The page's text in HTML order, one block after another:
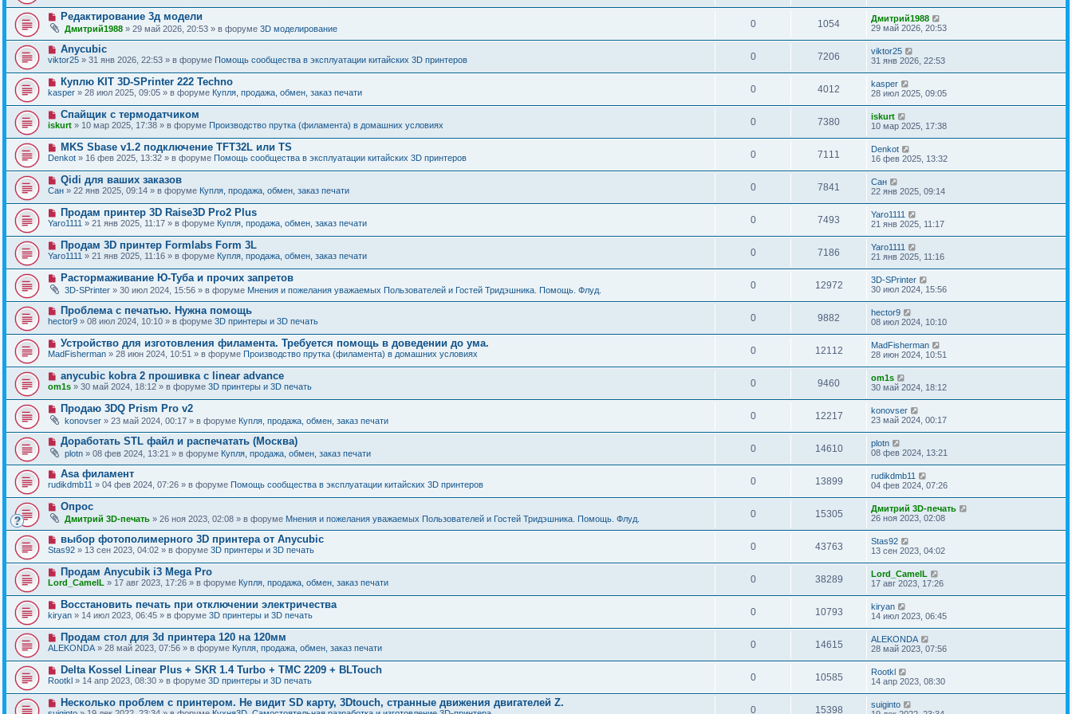
о
б
щ
е
н
и
е
о
е
с
о
о
б
е
н
и
е
Н
в
о
е
с
о
б
щ
е
н
и
е
Редактирование 3д модели
Дмитрий1988 » 29 май 2026, 20:53 » в форуме 3D моделирование 0 1054
Дмитрий1988
29 май 2026, 20:53
Н
о
в
о
е
с
о
о
б
е
н
и
е
Anycubic
viktor25 » 31 янв 2026, 22:53 » в форуме Помощь сообщества в эксплуатации китайских 3D принтеров 0 7206
viktor25
31 янв 2026, 22:53
Н
о
в
о
е
с
о
б
е
н
и
е
Куплю KIT 3D-SPrinter 222 Techno
kasper » 28 июл 2025, 09:05 » в форуме Купля, продажа, обмен, заказ печати 0 4012
kasper
28 июл 2025, 09:05
Н
о
в
о
е
с
о
о
б
е
н
и
е
Спайщик с термодатчиком
iskurt » 10 мар 2025, 17:38 » в форуме Производство прутка (филамента) в домашних условиях 0 7380
iskurt
10 мар 2025, 17:38
Н
о
в
о
е
с
о
б
е
н
и
е
MKS Sbase v1.2 подключение TFT32L или TS
Denkot » 16 фев 2025, 13:32 » в форуме Помощь сообщества в эксплуатации китайских 3D принтеров 0 7111
Denkot
16 фев 2025, 13:32
Н
о
в
о
е
с
о
б
е
н
и
е
Qidi для ваших заказов
Сан » 22 янв 2025, 09:14 » в форуме Купля, продажа, обмен, заказ печати 0 7841
Сан
22 янв 2025, 09:14
Н
о
в
о
е
с
о
б
щ
е
н
и
е
Продам принтер 3D Raise3D Pro2 Plus
Yaro1111 » 21 янв 2025, 11:17 » в форуме Купля, продажа, обмен, заказ печати 0 7493
Yaro1111
21 янв 2025, 11:17
Н
о
в
о
е
с
о
б
е
н
и
е
Продам 3D принтер Formlabs Form 3L
Yaro1111 » 21 янв 2025, 11:16 » в форуме Купля, продажа, обмен, заказ печати 0 7186
Yaro1111
21 янв 2025, 11:16
Н
в
о
е
с
о
о
б
е
н
и
е
Растормаживание Ю-Туба и прочих запретов
3D-SPrinter » 30 июл 2024, 15:56 » в форуме Мнения и пожелания уважаемых Пользователей и Гостей Тридэшника. Помощь. Флуд. 0 12972
3D-SPrinter
30 июл 2024, 15:56
Н
о
в
о
е
с
о
о
б
е
н
и
е
Проблема с печатью. Нужна помощь
hector9 » 08 июл 2024, 10:10 » в форуме 3D принтеры и 3D печать 0 9882
hector9
08 июл 2024, 10:10
Н
о
в
о
е
с
о
б
щ
е
н
и
е
Устройство для изготовления филамента. Требуется помощь в доведении до ума.
MadFisherman » 28 июн 2024, 10:51 » в форуме Производство прутка (филамента) в домашних условиях 0 12112
MadFisherman
28 июн 2024, 10:51
Н
о
в
о
е
с
о
о
б
щ
н
и
е
anycubic kobra 2 прошивка с linear advance
om1s » 30 май 2024, 18:12 » в форуме 3D принтеры и 3D печать 0 9460
om1s
30 май 2024, 18:12
Н
в
о
е
с
о
о
б
е
н
и
е
Продаю 3DQ Prism Pro v2
konovser » 23 май 2024, 00:17 » в форуме Купля, продажа, обмен, заказ печати 0 12217
konovser
23 май 2024, 00:17
Н
о
в
о
е
с
о
о
б
щ
н
и
е
Доработать STL файл и распечатать (Москва)
plotn » 08 фев 2024, 13:21 » в форуме Купля, продажа, обмен, заказ печати 0 14610
plotn
08 фев 2024, 13:21
Н
о
в
о
е
с
о
о
б
е
н
и
е
Asa филамент
rudikdmb11 » 04 фев 2024, 07:26 » в форуме Помощь сообщества в эксплуатации китайских 3D принтеров 0 13899
rudikdmb11
04 фев 2024, 07:26
Н
в
о
е
с
о
б
е
н
и
е
Опрос
Дмитрий 3D-печать » 26 ноя 2023, 02:08 » в форуме Мнения и пожелания уважаемых Пользователей и Гостей Тридэшника. Помощь. Флуд. 0 15305
Дмитрий 3D-печать
26 ноя 2023, 02:08
Н
о
в
о
е
с
о
б
щ
е
н
и
е
выбор фотополимерного 3D принтера от Anycubic
Stas92 » 13 сен 2023, 04:02 » в форуме 3D принтеры и 3D печать 0 43763
Stas92
13 сен 2023, 04:02
Н
о
в
о
е
с
о
б
е
н
и
е
Продам Anycubik i3 Mega Pro
Lord_CamelL » 17 авг 2023, 17:26 » в форуме Купля, продажа, обмен, заказ печати 0 38289
Lord_CamelL
17 авг 2023, 17:26
Н
о
в
о
е
с
о
б
е
н
Восстановить печать при отключении электричества
kiryan » 14 июл 2023, 06:45 » в форуме 3D принтеры и 3D печать 0 10793
kiryan
14 июл 2023, 06:45
Н
о
в
о
е
с
о
б
Продам стол для 3d принтера 120 на 120мм
ALEKONDA » 28 май 2023, 07:56 » в форуме Купля, продажа, обмен, заказ печати 0 14615
ALEKONDA
28 май 2023, 07:56
Н
о
в
о
е
Delta Kossel Linear Plus + SKR 1.4 Turbo + TMC 2209 + BLTouch
Rootkl » 14 апр 2023, 08:30 » в форуме 3D принтеры и 3D печать 0 10585
Rootkl
14 апр 2023, 08:30
Н
о
Несколько проблем с принтером. Не видит SD карту, 3Dtouch, странные движения двигателей Z.
0 15398
suiginto